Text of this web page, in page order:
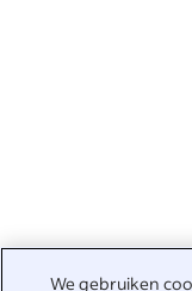
We gebruiken